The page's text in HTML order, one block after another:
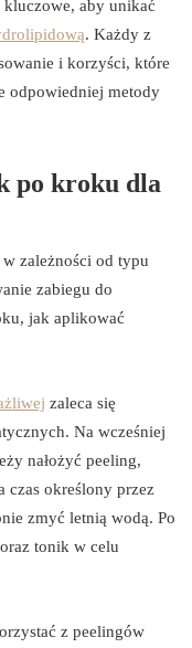
aby unikać
. Każdy z
i korzyści, które
odpowiedniej metody
po kroku dla
zależności od typu
zabiegu do
jak aplikować
zaleca się
Na wcześniej
nałożyć peeling,
czas określony przez
zmyć letnią wodą. Po
tonik w celu
z peelingów